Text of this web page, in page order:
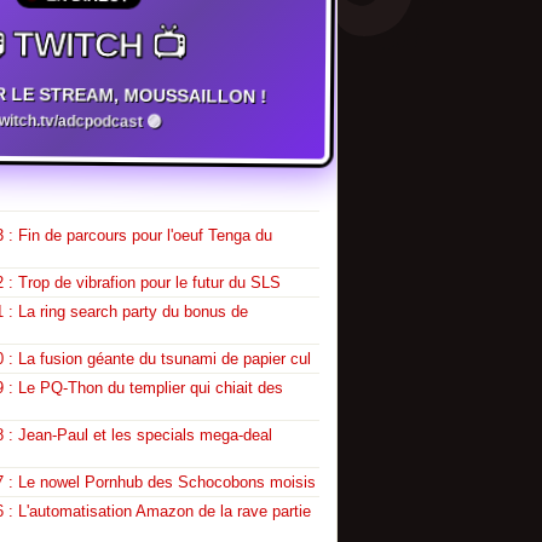
TWITCH 📺
LE STREAM, MOUSSAILLON !
adcpodcast 🟣
: Fin de parcours pour l'oeuf Tenga du
: Trop de vibrafion pour le futur du SLS
: La ring search party du bonus de
: La fusion géante du tsunami de papier cul
: Le PQ-Thon du templier qui chiait des
: Jean-Paul et les specials mega-deal
: Le nowel Pornhub des Schocobons moisis
: L'automatisation Amazon de la rave partie